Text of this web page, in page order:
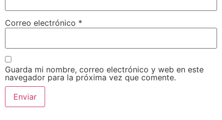
Correo electrónico *
Guarda mi nombre, correo electrónico y web en este
navegador para la próxima vez que comente.